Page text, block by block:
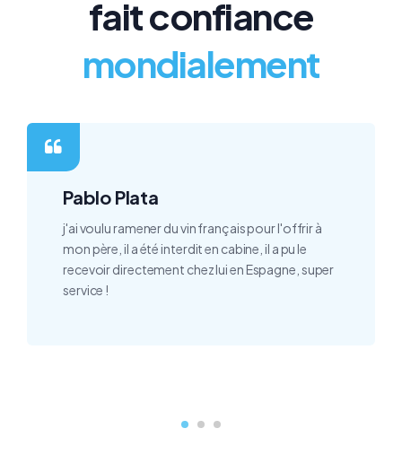
fait confiance
mondialement
Pablo Plata
j'ai voulu ramener du vin français pour l'offrir à
mon père, il a été interdit en cabine, il a pu le
recevoir directement chez lui en Espagne, super
service !